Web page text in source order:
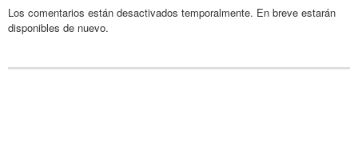
Los comentarios están desactivados temporalmente. En breve estarán
disponibles de nuevo.